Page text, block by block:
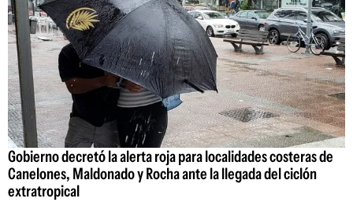
Gobierno decretó la alerta roja para localidades costeras de
Canelones, Maldonado y Rocha ante la llegada del ciclón
extratropical